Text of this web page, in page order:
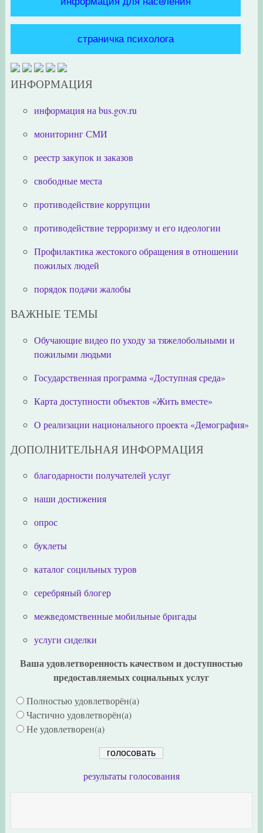
страничка психолога
ИНФОРМАЦИЯ
информация на bus.gov.ru
мониторинг СМИ
реестр закупок и заказов
свободные места
противодействие коррупции
противодействие терроризму и его идеологии
Профилактика жестокого обращения в отношении
пожилых людей
порядок подачи жалобы
ВАЖНЫЕ ТЕМЫ
Обучающие видео по уходу за тяжелобольными и
пожилыми людьми
Государственная программа «Доступная среда»
Карта доступности объектов «Жить вместе»
О реализации национального проекта «Демография»
ДОПОЛНИТЕЛЬНАЯ ИНФОРМАЦИЯ
благодарности получателей услуг
наши достижения
опрос
буклеты
каталог социльных туров
серебряный блогер
межведомственные мобильные бригады
услуги сиделки
Ваша удовлетворенность качеством и доступностью
предоставляемых социальных услуг
Полностью удовлетворён(а)
Частично удовлетворён(а)
Не удовлетворен(а)
результаты голосования